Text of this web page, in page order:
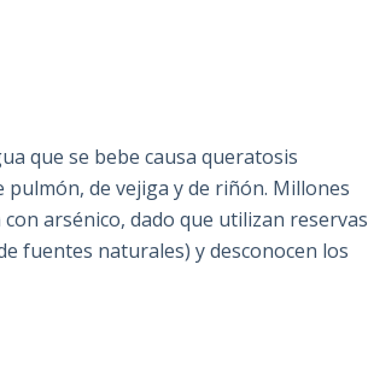
que se bebe causa queratosis
pulmón, de vejiga y de riñón. Millones
arsénico, dado que utilizan reservas
fuentes naturales) y desconocen los